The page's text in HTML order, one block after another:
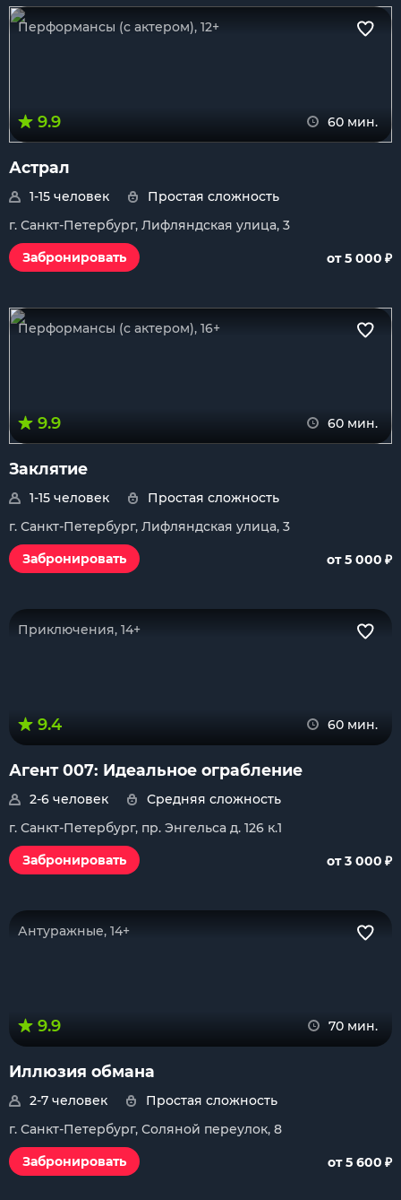
Перформансы (с актером), 12+
9.9 60 мин.
Астрал
1-15 человек
Простая сложность
г. Санкт-Петербург, Лифляндская улица, 3
Забронировать
от 5 000 ₽
Перформансы (с актером), 16+
9.9 60 мин.
Заклятие
1-15 человек
Простая сложность
г. Санкт-Петербург, Лифляндская улица, 3
Забронировать
от 5 000 ₽
Приключения, 14+
9.4 60 мин.
Агент 007: Идеальное ограбление
2-6 человек
Средняя сложность
г. Санкт-Петербург, пр. Энгельса д. 126 к.1
Забронировать
от 3 000 ₽
Антуражные, 14+
9.9 70 мин.
Иллюзия обмана
2-7 человек
Простая сложность
г. Санкт-Петербург, Соляной переулок, 8
Забронировать
от 5 600 ₽